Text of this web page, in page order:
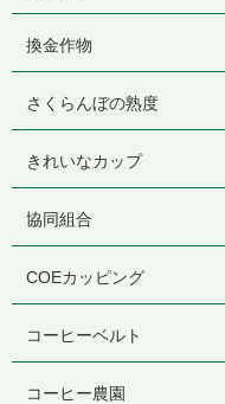
換金作物
さくらんぼの熟度
きれいなカップ
協同組合
COEカッピング
コーヒーベルト
コーヒー農園